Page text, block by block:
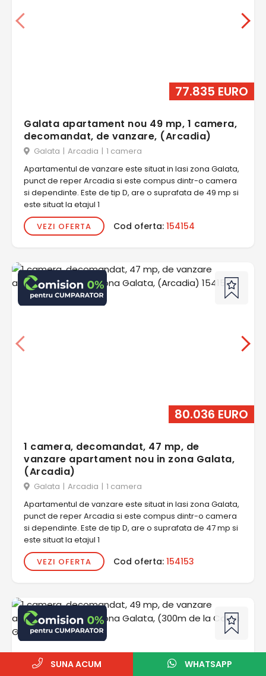
77.835 EURO
Galata apartament nou 49 mp, 1 camera,
decomandat, de vanzare, (Arcadia)
Galata | Arcadia | 1 camera
Apartamentul de vanzare este situat in Iasi zona Galata,
punct de reper Arcadia si este compus dintr-o camera
si dependinte. Este de tip D, are o suprafata de 49 mp si
este situat la etajul 1
VEZI OFERTA
Cod oferta: 154154
80.036 EURO
1 camera, decomandat, 47 mp, de
vanzare apartament nou in zona Galata,
(Arcadia)
Galata | Arcadia | 1 camera
Apartamentul de vanzare este situat in Iasi zona Galata,
punct de reper Arcadia si este compus dintr-o camera
si dependinte. Este de tip D, are o suprafata de 47 mp si
este situat la etajul 1
VEZI OFERTA
Cod oferta: 154153
SUNA ACUM WHATSAPP